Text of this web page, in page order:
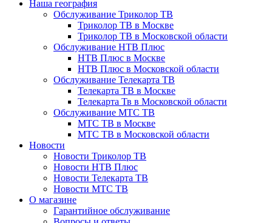
Наша география
Обслуживание Триколор ТВ
Триколор ТВ в Москве
Триколор ТВ в Московской области
Обслуживание НТВ Плюс
НТВ Плюс в Москве
НТВ Плюс в Московской области
Обслуживание Телекарта ТВ
Телекарта ТВ в Москве
Телекарта Тв в Московской области
Обслуживание МТС ТВ
МТС ТВ в Москве
МТС ТВ в Московской области
Новости
Новости Триколор ТВ
Новости НТВ Плюс
Новости Телекарта ТВ
Новости МТС ТВ
О магазине
Гарантийное обслуживание